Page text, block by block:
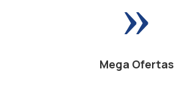
Mega Ofertas